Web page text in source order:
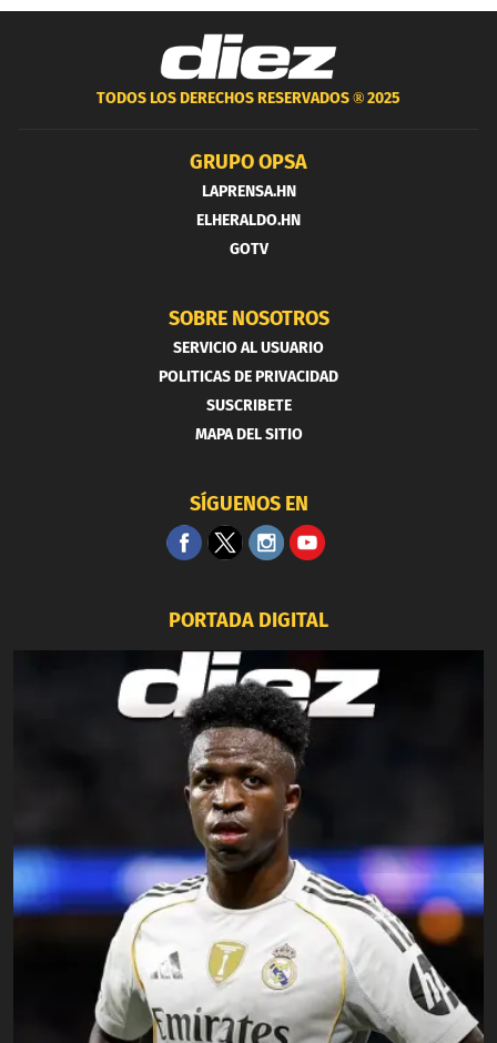
TODOS LOS DERECHOS RESERVADOS ®2025
GRUPO OPSA
LAPRENSA.HN
ELHERALDO.HN
GOTV
SOBRE NOSOTROS
SERVICIO AL USUARIO
POLITICAS DE PRIVACIDAD
SUSCRIBETE
MAPA DEL SITIO
SÍGUENOS EN
PORTADA DIGITAL